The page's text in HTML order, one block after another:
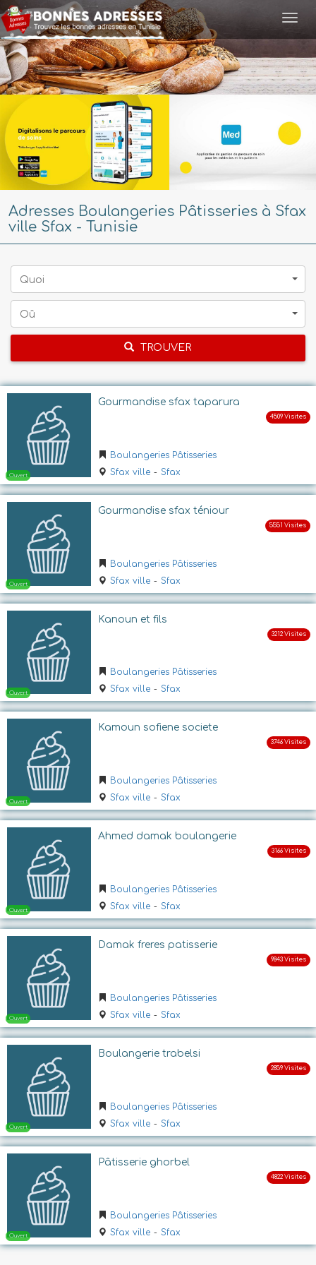
Adresses Boulangeries Pâtisseries à Sfax
ville Sfax - Tunisie
Quoi
Oû
TROUVER
Ouvert
Gourmandise sfax taparura
Boulangeries Pâtisseries
Sfax ville - Sfax
Gourmandise sfax téniour
Boulangeries Pâtisseries
Sfax ville - Sfax
Ouvert
Kanoun et fils
Boulangeries Pâtisseries
Sfax ville - Sfax
Ouvert
Kamoun sofiene societe
Boulangeries Pâtisseries
Sfax ville - Sfax
Ahmed damak boulangerie
Boulangeries Pâtisseries
Sfax ville - Sfax
Damak freres patisserie
Boulangeries Pâtisseries
Sfax ville - Sfax
Boulangerie trabelsi
Boulangeries Pâtisseries
Sfax ville - Sfax
Pâtisserie ghorbel
Boulangeries Pâtisseries
Sfax ville - Sfax